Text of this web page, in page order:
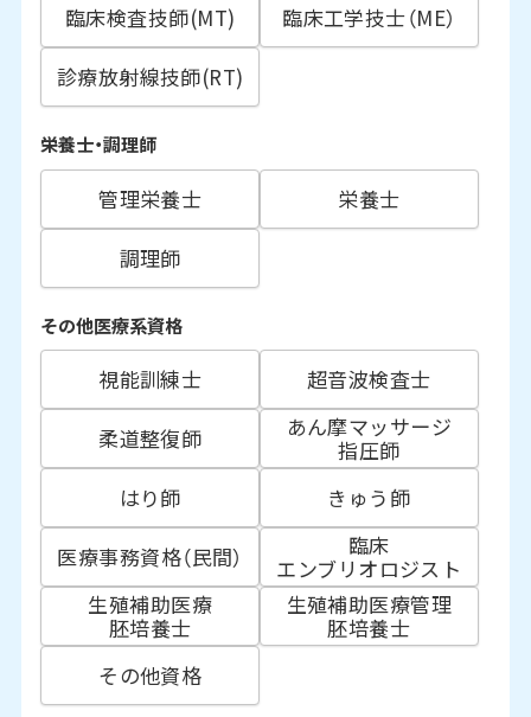
臨床検査技師(MT)
臨床工学技士（ME）
診療放射線技師(RT)
栄養士・調理師
管理栄養士
栄養士
調理師
その他医療系資格
視能訓練士
超音波検査士
柔道整復師
あん摩マッサージ
指圧師
はり師
きゅう師
医療事務資格（民間）
臨床
エンブリオロジスト
生殖補助医療
胚培養士
生殖補助医療管理
胚培養士
その他資格